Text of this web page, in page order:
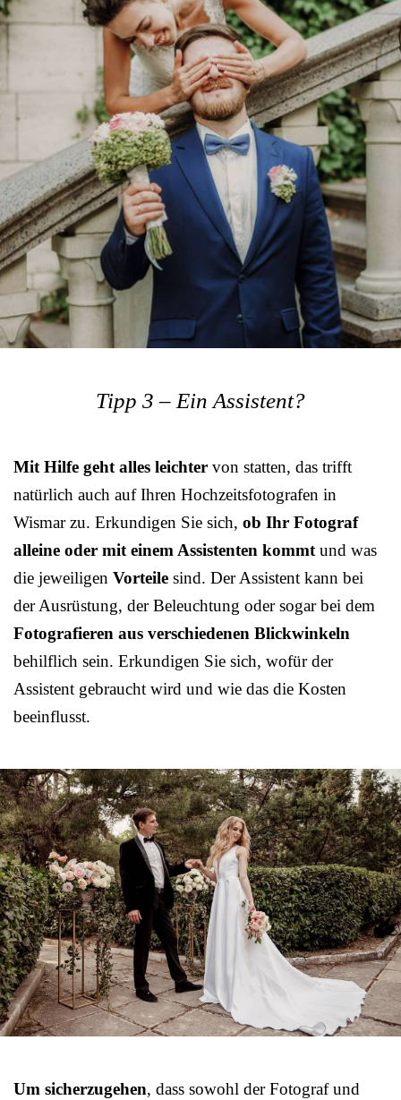
Tipp 3 – Ein Assistent?
Mit Hilfe geht alles leichter von statten, das trifft
natürlich auch auf Ihren Hochzeitsfotografen in
Wismar zu. Erkundigen Sie sich, ob Ihr Fotograf
alleine oder mit einem Assistenten kommt und was
die jeweiligen Vorteile sind. Der Assistent kann bei
der Ausrüstung, der Beleuchtung oder sogar bei dem
Fotografieren aus verschiedenen Blickwinkeln
behilflich sein. Erkundigen Sie sich, wofür der
Assistent gebraucht wird und wie das die Kosten
beeinflusst.
Um sicherzugehen, dass sowohl der Fotograf und